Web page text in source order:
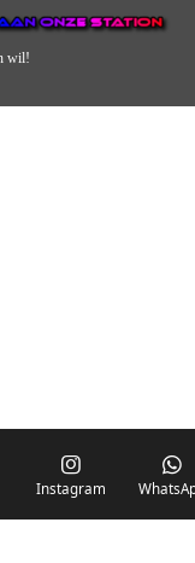
wil!
Instagram
radiozender.
RADIO.